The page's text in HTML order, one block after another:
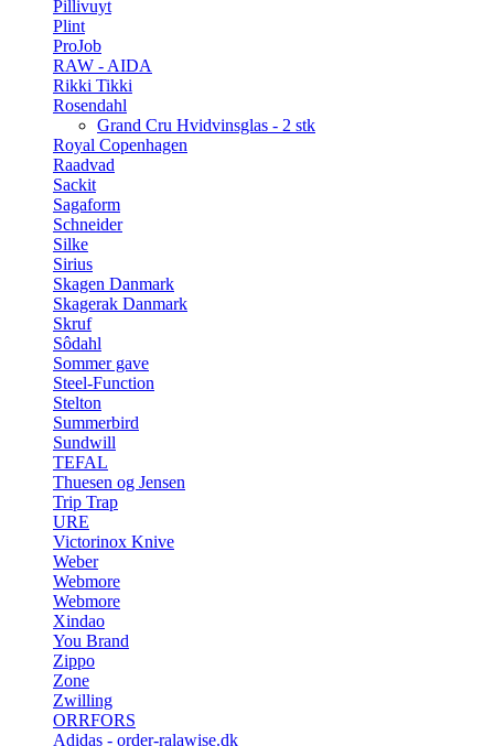
Pillivuyt
Plint
ProJob
RAW - AIDA
Rikki Tikki
Rosendahl
Grand Cru Hvidvinsglas - 2 stk
Royal Copenhagen
Raadvad
Sackit
Sagaform
Schneider
Silke
Sirius
Skagen Danmark
Skagerak Danmark
Skruf
Sôdahl
Sommer gave
Steel-Function
Stelton
Summerbird
Sundwill
TEFAL
Thuesen og Jensen
Trip Trap
URE
Victorinox Knive
Weber
Webmore
Webmore
Xindao
You Brand
Zippo
Zone
Zwilling
ORRFORS
Adidas - order-ralawise.dk